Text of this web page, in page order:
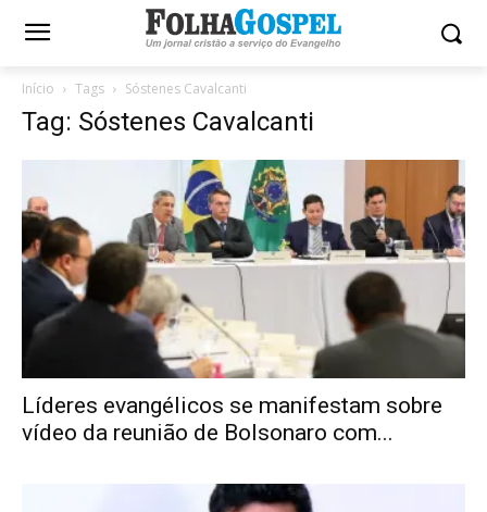
Início Tags Sóstenes Cavalcanti
Tag: Sóstenes Cavalcanti
Líderes evangélicos se manifestam sobre
vídeo da reunião de Bolsonaro com...